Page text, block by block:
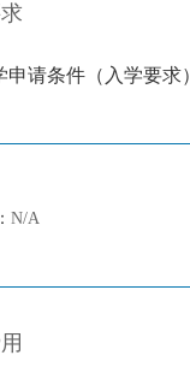
请条件（入学要求）
N/A